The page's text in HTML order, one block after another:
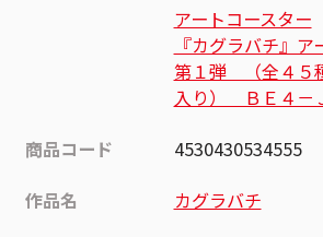
アートコースター
『カグラバチ』
第１弾 （全４５
入り） ＢＥ４－
商品コード
4530430534555
作品名
カグラバチ